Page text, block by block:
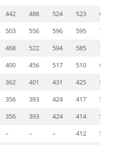
442 488 524 523
645
503 556 596 595
734
468 522 594 585
730
400 456 517 510
645
362 401 431 425
562
356 393 424 417
524
356 393 424 414
522
– – – 412
520